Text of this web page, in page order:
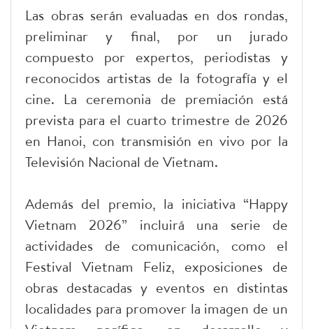
Las obras serán evaluadas en dos rondas,
preliminar y final, por un jurado
compuesto por expertos, periodistas y
reconocidos artistas de la fotografía y el
cine. La ceremonia de premiación está
prevista para el cuarto trimestre de 2026
en Hanoi, con transmisión en vivo por la
Televisión Nacional de Vietnam.
Además del premio, la iniciativa “Happy
Vietnam 2026” incluirá una serie de
actividades de comunicación, como el
Festival Vietnam Feliz, exposiciones de
obras destacadas y eventos en distintas
localidades para promover la imagen de un